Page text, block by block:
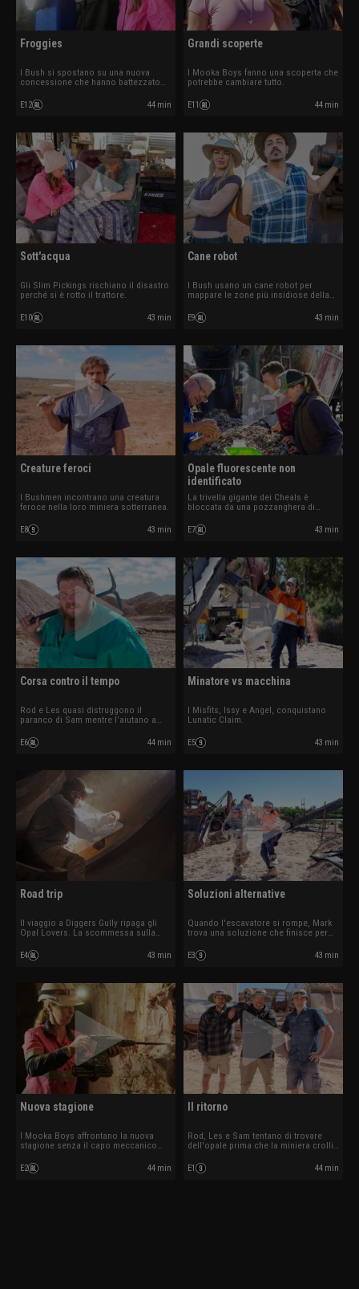
Froggies
I Bush si spostano su una nuova
concessione che hanno battezzato
E12 44 min
Grandi scoperte
I Mooka Boys fanno una scoperta che
potrebbe cambiare tutto.
E11 44 min
Sott'acqua
Gli Slim Pickings rischiano il disastro
perché si è rotto il trattore.
E10 43 min
Cane robot
I Bush usano un cane robot per
mappare le zone più insidiose della
E9 43 min
Creature feroci
I Bushmen incontrano una creatura
feroce nella loro miniera sotterranea.
E8 43 min
Opale fluorescente non
identificato
La trivella gigante dei Cheals è
bloccata da una pozzanghera di
E7 43 min
Corsa contro il tempo
Rod e Les quasi distruggono il
paranco di Sam mentre l’aiutano a
E6 44 min
Minatore vs macchina
I Misfits, Issy e Angel, conquistano
Lunatic Claim.
E5 43 min
Road trip
Il viaggio a Diggers Gully ripaga gli
Opal Lovers. La scommessa sulla
non sembra invece dare i suoi frutti ai
Cheals.
E4 43 min
Soluzioni alternative
Quando l'escavatore si rompe, Mark
trova una soluzione che finisce per
vecchio rullo compressore di Lee e
Roger non vuole avviarsi.
E3 43 min
Nuova stagione
I Mooka Boys affrontano la nuova
stagione senza il capo meccanico
saccheggiato la concessione dei
Bushmen.
E2 44 min
Il ritorno
Rod, Les e Sam tentano di trovare
dell'opale prima che la miniera crolli.
lo hanno quasi ucciso.
E1 44 min